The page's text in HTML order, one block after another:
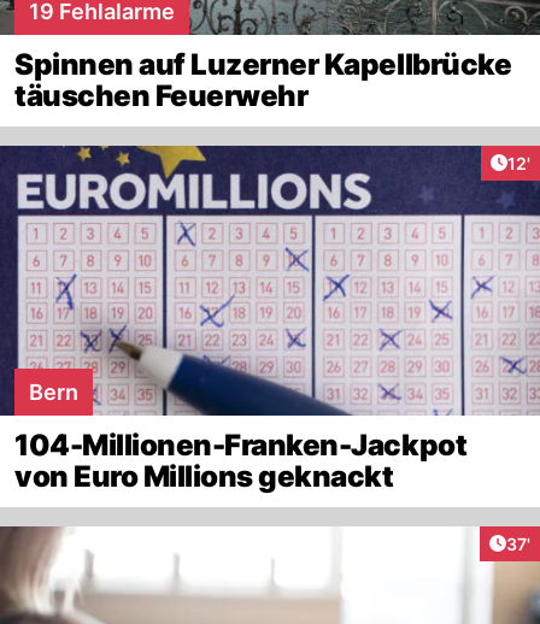
19 Fehlalarme
Spinnen auf Luzerner Kapellbrücke
täuschen Feuerwehr
12'
Bern
104-Millionen-Franken-Jackpot
von Euro Millions geknackt
37'